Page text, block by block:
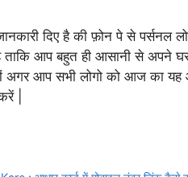
दिए है की फ़ोन पे से पर्सनल
है ताकि आप बहुत ही आसानी से
अगर आप सभी लोगो को आज का यह
|